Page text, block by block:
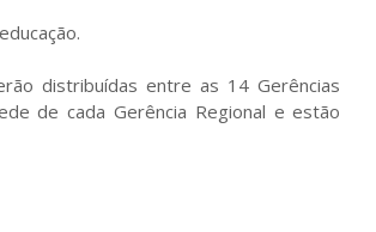
distribuídas entre as 14 Gerências
de cada Gerência Regional e estão